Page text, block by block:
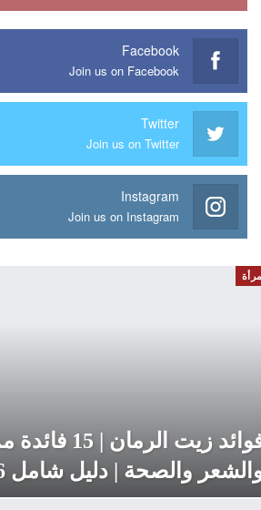
Facebook
Join us on Facebook
Twitter
Join us on Twitter
Instagram
Join us on Instagram
فوائد زيت
والصحة | دليل شامل 2026